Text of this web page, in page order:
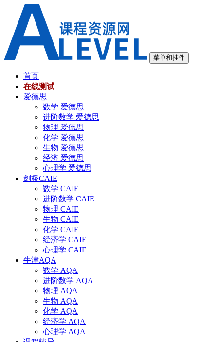
菜单和挂件
首页
在线测试
爱德思
数学 爱德思
进阶数学 爱德思
物理 爱德思
化学 爱德思
生物 爱德思
经济 爱德思
心理学 爱德思
剑桥CAIE
数学 CAIE
进阶数学 CAIE
物理 CAIE
生物 CAIE
化学 CAIE
经济学 CAIE
心理学 CAIE
牛津AQA
数学 AQA
进阶数学 AQA
物理 AQA
生物 AQA
化学 AQA
经济学 AQA
心理学 AQA